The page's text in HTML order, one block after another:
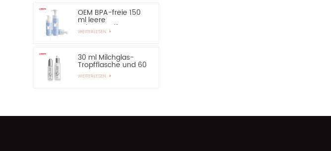
OEM BPA-freie 150
ml leere
Schaumseifen-
Pumpflasche
WEITERLESEN
30 ml Milchglas-
Tropfflasche und 60
ml Pumpspray-
Glasflasche
WEITERLESEN